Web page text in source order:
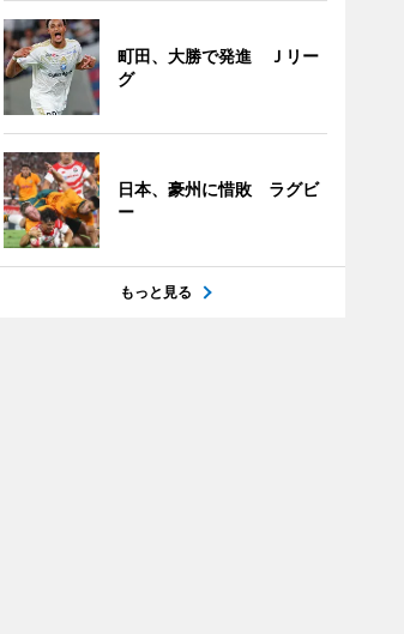
町田、大勝で発進 Ｊリー
グ
日本、豪州に惜敗 ラグビ
ー
もっと見る